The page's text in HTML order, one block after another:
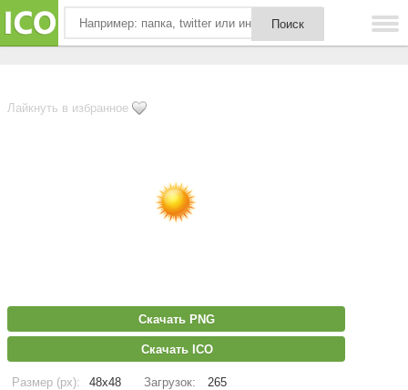
Лайкнуть в избранное
Скачать PNG
Скачать ICO
Размер (px): 48x48 Загрузок: 265